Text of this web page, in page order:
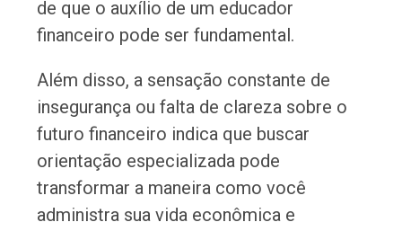
de que o auxílio de um educador
financeiro pode ser fundamental.
Além disso, a sensação constante de
insegurança ou falta de clareza sobre o
futuro financeiro indica que buscar
orientação especializada pode
transformar a maneira como você
administra sua vida econômica e